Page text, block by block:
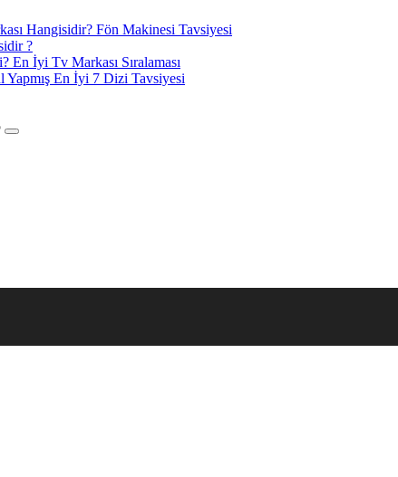
Hangisidir? Fön Makinesi Tavsiyesi
?
En İyi Tv Markası Sıralaması
En İyi 7 Dizi Tavsiyesi